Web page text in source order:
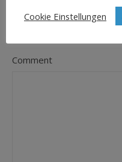
Comment
Cookie Einstellungen